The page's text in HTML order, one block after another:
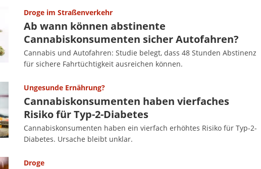
Droge im Straßenverkehr
Ab wann können abstinente
Cannabiskonsumenten sicher Autofahren?
Cannabis und Autofahren: Studie belegt, dass 48 Stunden Abstinenz
für sichere Fahrtüchtigkeit ausreichen können.
Ungesunde Ernährung?
Cannabiskonsumenten haben vierfaches
Risiko für Typ-2-Diabetes
Cannabiskonsumenten haben ein vierfach erhöhtes Risiko für Typ-2-
Diabetes. Ursache bleibt unklar.
Droge